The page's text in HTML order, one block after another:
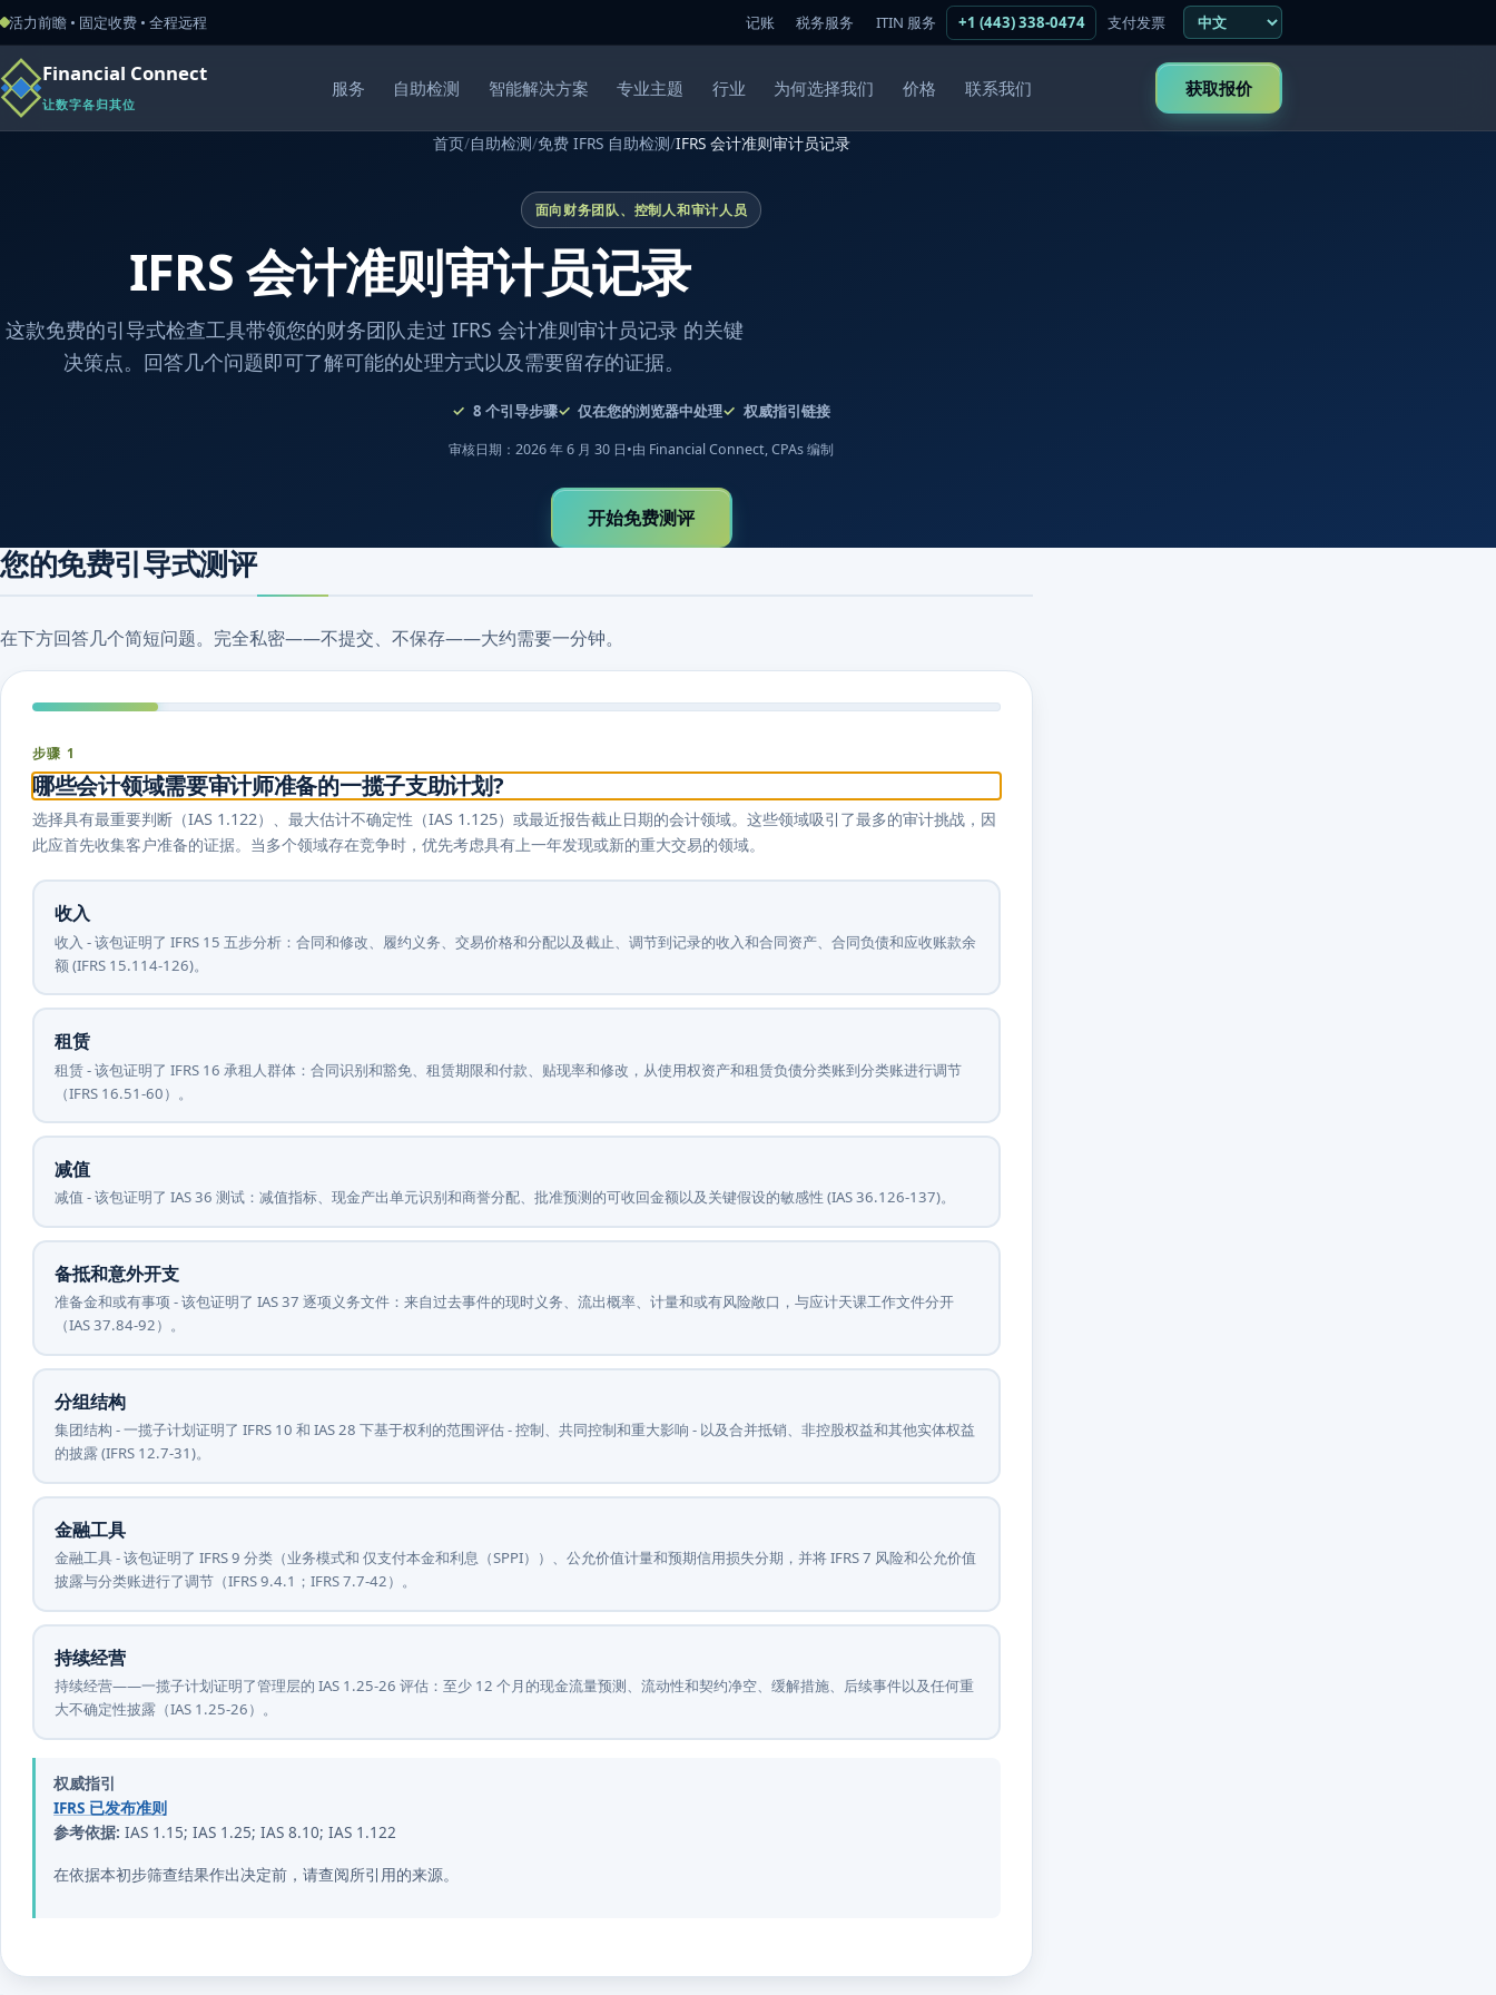
活力前瞻 • 固定收费 • 全程远程 记账 税务服务 ITIN 服务 +1 (443) 338-0474 支付发票
Financial Connect
让数字各归其位
服务 自助检测 智能解决方案 专业主题 行业 为何选择我们 价格 联系我们 获取报价
首页/自助检测/免费 IFRS 自助检测/IFRS 会计准则审计员记录
面向财务团队、控制人和审计人员
IFRS 会计准则审计员记录
这款免费的引导式检查工具带领您的财务团队走过 IFRS 会计准则审计员记录 的关键
决策点。回答几个问题即可了解可能的处理方式以及需要留存的证据。
8 个引导步骤 仅在您的浏览器中处理 权威指引链接
审核日期：2026 年 6 月 30 日•由 Financial Connect, CPAs 编制
开始免费测评
您的免费引导式测评
在下方回答几个简短问题。完全私密——不提交、不保存——大约需要一分钟。
步骤 1
哪些会计领域需要审计师准备的一揽子支助计划?
选择具有最重要判断（IAS 1.122）、最大估计不确定性（IAS 1.125）或最近报告截止日期的会计领域。这些领域吸引了最多的审计挑战，因
此应首先收集客户准备的证据。当多个领域存在竞争时，优先考虑具有上一年发现或新的重大交易的领域。
收入
收入 - 该包证明了 IFRS 15 五步分析：合同和修改、履约义务、交易价格和分配以及截止、调节到记录的收入和合同资产、合同负债和应收账款余
额 (IFRS 15.114-126)。
租赁
租赁 - 该包证明了 IFRS 16 承租人群体：合同识别和豁免、租赁期限和付款、贴现率和修改，从使用权资产和租赁负债分类账到分类账进行调节
（IFRS 16.51-60）。
减值
减值 - 该包证明了 IAS 36 测试：减值指标、现金产出单元识别和商誉分配、批准预测的可收回金额以及关键假设的敏感性 (IAS 36.126-137)。
备抵和意外开支
准备金和或有事项 - 该包证明了 IAS 37 逐项义务文件：来自过去事件的现时义务、流出概率、计量和或有风险敞口，与应计天课工作文件分开
（IAS 37.84-92）。
分组结构
集团结构 - 一揽子计划证明了 IFRS 10 和 IAS 28 下基于权利的范围评估 - 控制、共同控制和重大影响 - 以及合并抵销、非控股权益和其他实体权益
的披露 (IFRS 12.7-31)。
金融工具
金融工具 - 该包证明了 IFRS 9 分类（业务模式和 仅支付本金和利息（SPPI））、公允价值计量和预期信用损失分期，并将 IFRS 7 风险和公允价值
披露与分类账进行了调节（IFRS 9.4.1；IFRS 7.7-42）。
持续经营
持续经营——一揽子计划证明了管理层的 IAS 1.25-26 评估：至少 12 个月的现金流量预测、流动性和契约净空、缓解措施、后续事件以及任何重
大不确定性披露（IAS 1.25-26）。
权威指引
IFRS 已发布准则
参考依据: IAS 1.15; IAS 1.25; IAS 8.10; IAS 1.122
在依据本初步筛查结果作出决定前，请查阅所引用的来源。